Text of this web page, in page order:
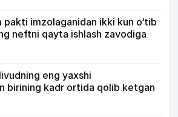
pakti imzolaganidan ikki kun o‘tib
neftni qayta ishlash zavodiga
eng yaxshi
birining kadr ortida qolib ketgan